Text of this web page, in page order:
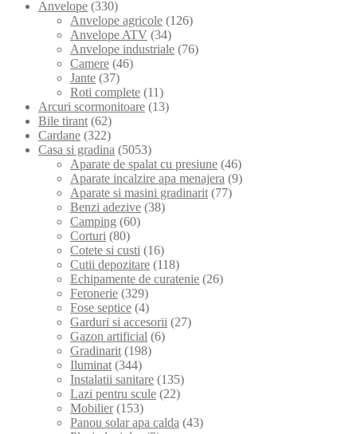
Anvelope (330)
Anvelope agricole (126)
Anvelope ATV (34)
Anvelope industriale (76)
Camere (46)
Jante (37)
Roti complete (11)
Arcuri scormonitoare (13)
Bile tirant (62)
Cardane (322)
Casa si gradina (5053)
Aparate de spalat cu presiune (46)
Aparate incalzire apa menajera (9)
Aparate si masini gradinarit (77)
Benzi adezive (38)
Camping (60)
Corturi (80)
Cotete si custi (16)
Cutii depozitare (118)
Echipamente de curatenie (26)
Feronerie (329)
Fose septice (4)
Garduri si accesorii (27)
Gazon artificial (6)
Gradinarit (198)
Iluminat (344)
Instalatii sanitare (135)
Lazi pentru scule (22)
Mobilier (153)
Panou solar apa calda (43)